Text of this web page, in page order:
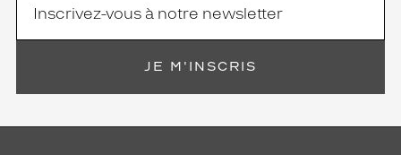
JE M'INSCRIS